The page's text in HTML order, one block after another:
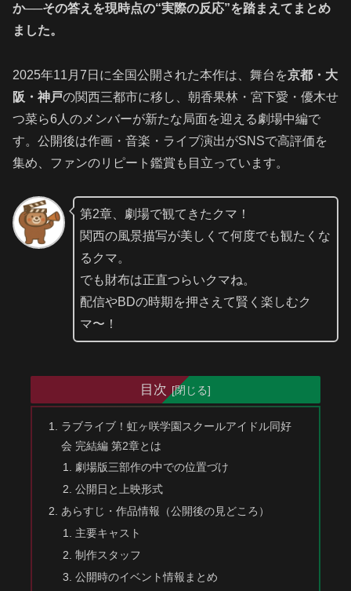
か──その答えを現時点の“実際の反応”を踏まえてまとめ
ました。
2025年11月7日に全国公開された本作は、舞台を京都・大
阪・神戸の関西三都市に移し、朝香果林・宮下愛・優木せ
つ菜ら6人のメンバーが新たな局面を迎える劇場中編で
す。公開後は作画・音楽・ライブ演出がSNSで高評価を
集め、ファンのリピート鑑賞も目立っています。
第2章、劇場で観てきたクマ！
関西の風景描写が美しくて何度でも観たくな
るクマ。
でも財布は正直つらいクマね。
配信やBDの時期を押さえて賢く楽しむク
マ〜！
目次
ラブライブ！虹ヶ咲学園スクールアイドル同好
会 完結編 第2章とは
劇場版三部作の中での位置づけ
公開日と上映形式
あらすじ・作品情報（公開後の見どころ）
主要キャスト
制作スタッフ
公開時のイベント情報まとめ